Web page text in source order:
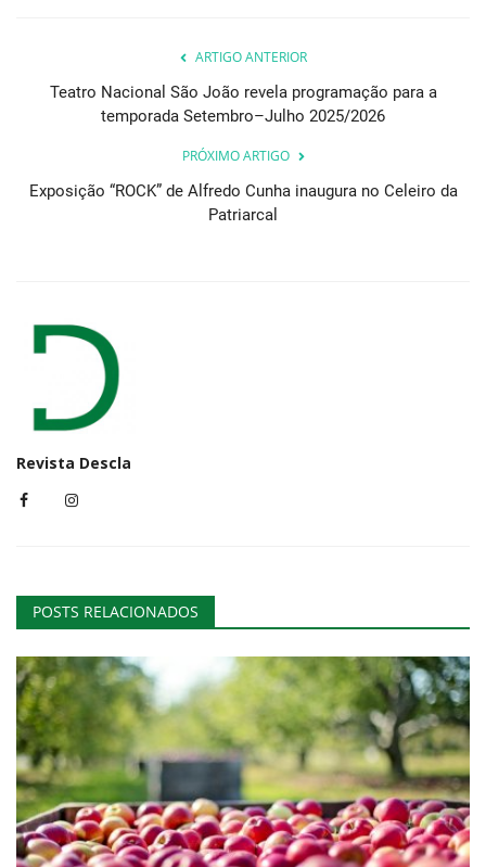
ARTIGO ANTERIOR
Teatro Nacional São João revela programação para a
temporada Setembro–Julho 2025/2026
PRÓXIMO ARTIGO
Exposição “ROCK” de Alfredo Cunha inaugura no Celeiro da
Patriarcal
Revista Descla
POSTS RELACIONADOS